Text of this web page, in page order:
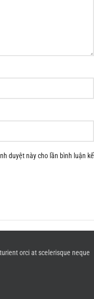
duyệt này cho lần bình luận kế
orci at scelerisque neque